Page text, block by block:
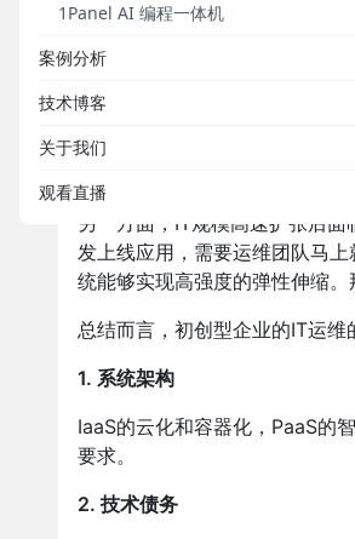
1Panel AI 编程一体机
案例分析
技术博客
关于我们
观看直播
靠人工借助开源工具维护CMDB
在未实现DevOps的IT环境中，
否对系统资源进行回收。对初
另一方面，IT规模高速扩张后
发上线应用，需要运维团队马
统能够实现高强度的弹性伸缩
总结而言，初创型企业的IT运维
1. 系统架构
IaaS的云化和容器化，PaaS的
要求。
2. 技术债务